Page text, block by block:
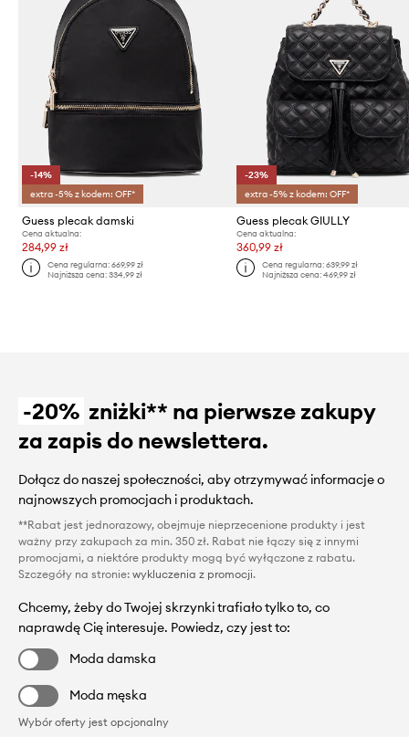
-14%
extra -5% z kodem: OFF*
Guess plecak damski
Cena aktualna:
284,99 zł
Cena regularna:669,99 zł
Najniższa cena:334,99 zł
-23%
extra -5% z kodem: OFF*
Guess plecak GIULLY
Cena aktualna:
360,99 zł
Cena regularna: 639,99 zł
Najniższa cena: 469,99 zł
-20% zniżki** na pierwsze zakupy
za zapis do newslettera.
Dołącz do naszej społeczności, aby otrzymywać informacje o
najnowszych promocjach i produktach.
**Rabat jest jednorazowy, obejmuje nieprzecenione produkty i jest
ważny przy zakupach za min. 350 zł. Rabat nie łączy się z innymi
promocjami, a niektóre produkty mogą być wyłączone z rabatu.
Szczegóły na stronie: wykluczenia z promocji.
Chcemy, żeby do Twojej skrzynki trafiało tylko to, co
naprawdę Cię interesuje. Powiedz, czy jest to:
Moda damska
Moda męska
Wybór oferty jest opcjonalny